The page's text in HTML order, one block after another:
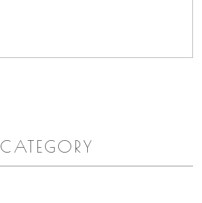
CATEGORY